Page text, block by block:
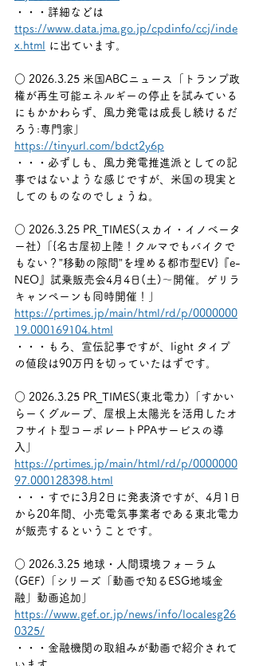
・・・詳細などは
ttps://www.data.jma.go.jp/cpdinfo/ccj/inde
x.html
に出ています。
○ 2026.3.25 米国ABCニュース「トランプ政
権が再生可能エネルギーの停止を試みている
にもかかわらず、風力発電は成長し続けるだ
ろう:専門家」
https://tinyurl.com/bdct2y6p
・・・必ずしも、風力発電推進派としての記
事ではないような感じですが、米国の現実と
してのものなのでしょうね。
○ 2026.3.25 PR_TIMES(スカイ・イノベータ
ー社)「{名古屋初上陸！クルマでもバイクで
もない？”移動の隙間”を埋める都市型EV}『e-
NEO』試乗販売会4月4日(土)～開催。ゲリラ
キャンペーンも同時開催！」
https://prtimes.jp/main/html/rd/p/0000000
19.000169104.html
・・・もろ、宣伝記事ですが、light タイプ
の値段は90万円を切っていたはずです。
○ 2026.3.25 PR_TIMES(東北電力)「すかい
らーくグループ、屋根上太陽光を活用したオ
フサイト型コーポレートPPAサービスの導
入」
https://prtimes.jp/main/html/rd/p/0000000
97.000128398.html
・・・すでに3月2日に発表済ですが、4月1日
から20年間、小売電気事業者である東北電力
が販売するということです。
○ 2026.3.25 地球・人間環境フォーラム
(GEF)「シリーズ「動画で知るESG地域金
融」動画追加」
https://www.gef.or.jp/news/info/localesg26
0325/
・・・金融機関の取組みが動画で紹介されて